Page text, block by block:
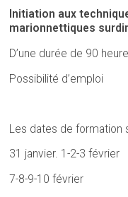
Initiation aux
marionnettiques
D’une durée de 90
Possibilité d’emploi
Les dates de formation
31 janvier. 1-2-3 février
7-8-9-10 février